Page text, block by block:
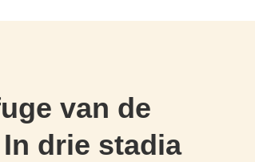
van de
drie stadia